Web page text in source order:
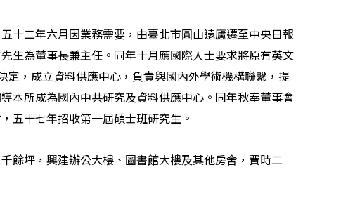
十二年六月因業務需要，由臺北市圓山遠廬遷至中央日報
生為董事長兼主任。同年十月應國際人士要求將原有英文
，成立資料供應中心，負責與國內外學術機構聯繫，提
本所成為國內中共研究及資料供應中心。同年秋奉董事會
五十七年招收第一屆碩士班研究生。
餘坪，興建辦公大樓、圖書館大樓及其他房舍，費時二